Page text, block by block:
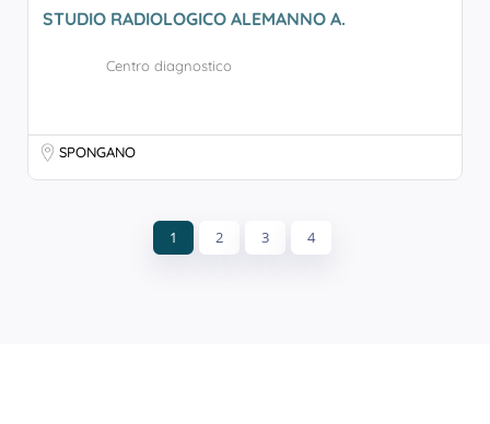
STUDIO RADIOLOGICO ALEMANNO A.
Centro diagnostico
SPONGANO
1 2 3 4